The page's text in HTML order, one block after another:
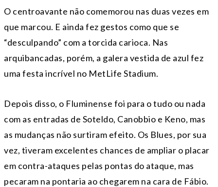
O centroavante não comemorou nas duas vezes em
que marcou. E ainda fez gestos como que se
“desculpando” com a torcida carioca. Nas
arquibancadas, porém, a galera vestida de azul fez
uma festa incrível no MetLife Stadium.
Depois disso, o Fluminense foi para o tudo ou nada
com as entradas de Soteldo, Canobbio e Keno, mas
as mudanças não surtiram efeito. Os Blues, por sua
vez, tiveram excelentes chances de ampliar o placar
em contra-ataques pelas pontas do ataque, mas
pecaram na pontaria ao chegarem na cara de Fábio.